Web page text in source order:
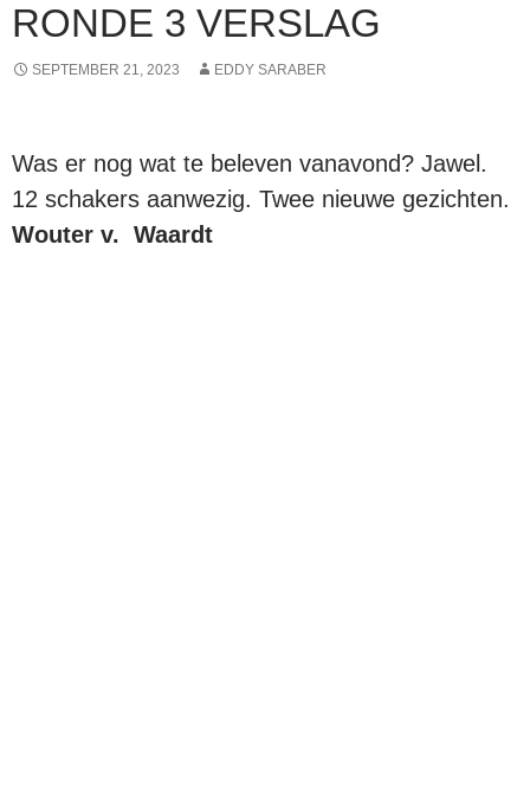
RONDE 3 VERSLAG
SEPTEMBER 21, 2023 EDDY SARABER
Was er nog wat te beleven vanavond? Jawel.
12 schakers aanwezig. Twee nieuwe gezichten.
Wouter v. Waardt